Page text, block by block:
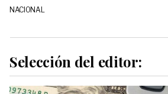
NACIONAL
Selección del editor: